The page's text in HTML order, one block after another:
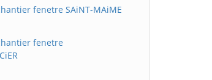
fenetre SAiNT-MAiME
fenetre